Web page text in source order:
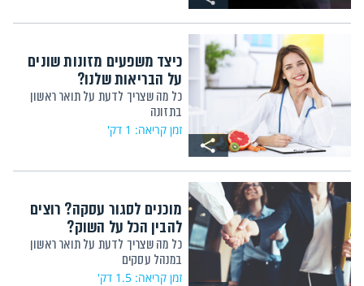
כיצד משפעים מזונות שונים
על הבריאות שלנו?
כל מה שצריך לדעת על תואר ראשון
בתזונה
זמן קריאה: 1 דק'
מוכנים לסגור עסקה? רוצים
להבין הכל על השוק?
כל מה שצריך לדעת על תואר ראשון
במנהל עסקים
זמן קריאה: 1.5 דק'